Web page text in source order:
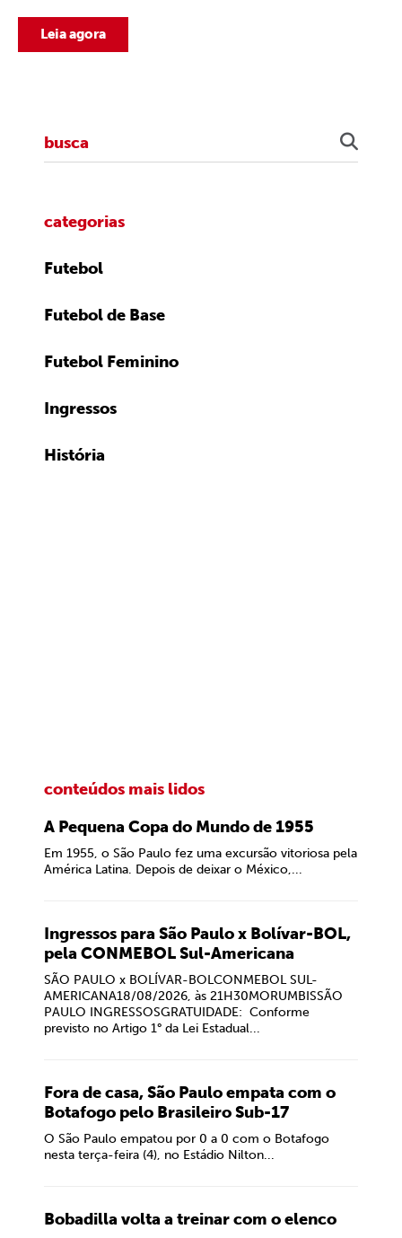
Leia agora
categorias
Futebol
Futebol de Base
Futebol Feminino
Ingressos
História
conteúdos mais lidos
A Pequena Copa do Mundo de 1955
Em 1955, o São Paulo fez uma excursão vitoriosa pela
América Latina. Depois de deixar o México,...
Ingressos para São Paulo x Bolívar-BOL,
pela CONMEBOL Sul-Americana
SÃO PAULO x BOLÍVAR-BOLCONMEBOL SUL-
AMERICANA18/08/2026, às 21H30MORUMBISSÃO
PAULO INGRESSOSGRATUIDADE: Conforme
previsto no Artigo 1° da Lei Estadual...
Fora de casa, São Paulo empata com o
Botafogo pelo Brasileiro Sub-17
O São Paulo empatou por 0 a 0 com o Botafogo
nesta terça-feira (4), no Estádio Nilton...
Bobadilla volta a treinar com o elenco